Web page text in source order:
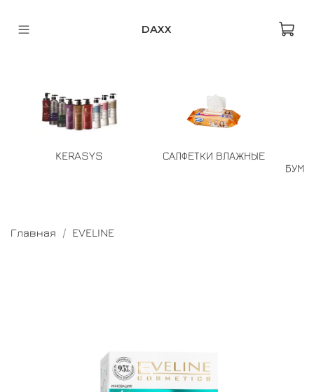
DAXX
KERASYS
САЛФЕТКИ ВЛАЖНЫЕ
Главная EVELINE